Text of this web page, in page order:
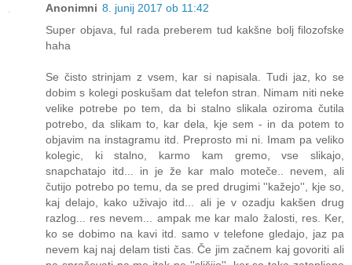
Anonimni 8. junij 2017 ob 11:42
Super objava, ful rada preberem tud kakšne bolj filozofske
haha
Se čisto strinjam z vsem, kar si napisala. Tudi jaz, ko se
dobim s kolegi poskušam dat telefon stran. Nimam niti neke
velike potrebe po tem, da bi stalno slikala oziroma čutila
potrebo, da slikam to, kar dela, kje sem - in da potem to
objavim na instagramu itd. Preprosto mi ni. Imam pa veliko
kolegic, ki stalno, karmo kam gremo, vse slikajo,
snapchatajo itd... in je že kar malo moteče.. nevem, ali
čutijo potrebo po temu, da se pred drugimi ''kažejo'', kje so,
kaj delajo, kako uživajo itd... ali je v ozadju kakšen drug
razlog... res nevem... ampak me kar malo žalosti, res. Ker,
ko se dobimo na kavi itd. samo v telefone gledajo, jaz pa
nevem kaj naj delam tisti čas. Če jim začnem kaj govoriti ali